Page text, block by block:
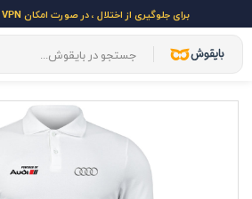
برای جلوگیری از اختلال ، در صورت امکان VPN خود را خاموش کنید.